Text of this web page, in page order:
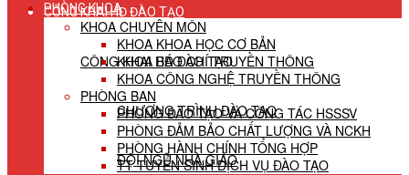
CÔNG KHAI HĐ ĐÀO TẠO
CÔNG KHAI HĐ ĐÀO TẠO
CHƯƠNG TRÌNH ĐÀO TẠO
ĐỘI NGŨ NHÀ GIÁO
PHÒNG KHOA
KHOA CHUYÊN MÔN
KHOA KHOA HỌC CƠ BẢN
KHOA BÁO CHÍ TRUYỀN THÔNG
KHOA CÔNG NGHỆ TRUYỀN THÔNG
PHÒNG BAN
PHÒNG ĐÀO TẠO VÀ CÔNG TÁC HSSSV
PHÒNG ĐẢM BẢO CHẤT LƯỢNG VÀ NCKH
PHÒNG HÀNH CHÍNH TỔNG HỢP
TT TUYỂN SINH DỊCH VỤ ĐÀO TẠO